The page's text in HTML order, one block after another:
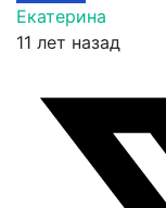
Екатерина
11 лет назад